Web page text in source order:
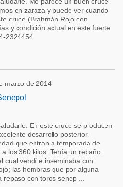
en zaraza y puede ver cuando
cruce (Brahmán Rojo con
y condición actual en este fuerte
2324454
marzo de 2014
En este cruce se producen
desarrollo posterior.
que entran a temporada de
los 360 kilos. Tenía un rebaño
cual vendí e inseminaba con
las hembras que por alguna
con toros senep ...